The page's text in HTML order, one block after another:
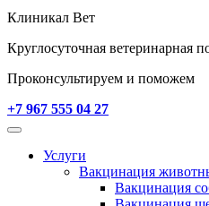
Клиникал Вет
Круглосуточная ветеринарная
Проконсультируем и поможем
+7 967 555 04 27
Услуги
Вакцинация
Вакцинация